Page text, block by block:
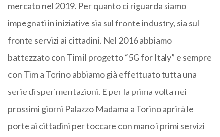
mercato nel 2019. Per quanto ci riguarda siamo
impegnati in iniziative sia sul fronte industry, sia sul
fronte servizi ai cittadini. Nel 2016 abbiamo
battezzato con Tim il progetto “5G for Italy” e sempre
con Tim a Torino abbiamo già effettuato tutta una
serie di sperimentazioni. E per la prima volta nei
prossimi giorni Palazzo Madama a Torino aprirà le
porte ai cittadini per toccare con mano i primi servizi